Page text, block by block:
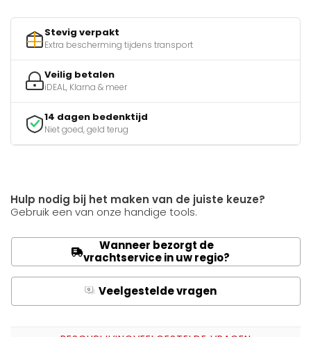
Stevig verpakt
Extra bescherming tijdens transport
Veilig betalen
iDEAL, Klarna & meer
14 dagen bedenktijd
Niet goed, geld terug
Hulp nodig bij het maken van de juiste keuze?
Gebruik een van onze handige tools.
Wanneer bezorgt de
vrachtservice in uw regio?
Q Veelgestelde vragen